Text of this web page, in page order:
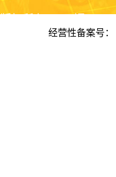
美脂质化学（河经营性备案号：